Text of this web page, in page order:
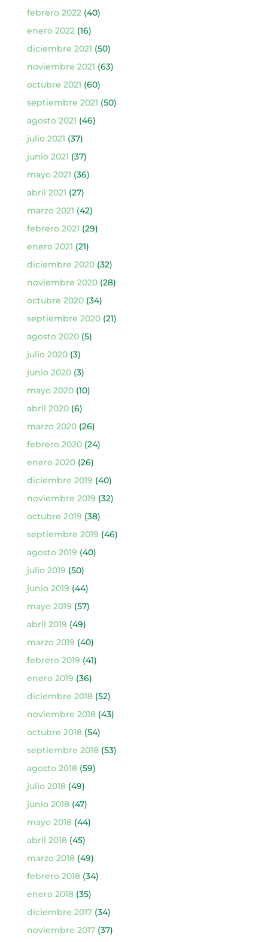
febrero 2022(40)
enero 2022(16)
diciembre 2021 (50)
noviembre 2021 (63)
octubre 2021 (60)
septiembre 2021 (50)
agosto 2021 (46)
julio 2021 (37)
junio 2021 (37)
mayo 2021 (36)
abril 2021 (27)
marzo 2021 (42)
febrero 2021 (29)
enero 2021 (21)
diciembre 2020(32)
noviembre 2020(28)
octubre 2020(34)
septiembre 2020(21)
agosto 2020(5)
julio 2020(3)
junio 2020(3)
mayo 2020(10)
abril 2020(6)
marzo 2020(26)
febrero 2020(24)
enero 2020(26)
diciembre 2019 (40)
noviembre 2019 (32)
octubre 2019 (38)
septiembre 2019 (46)
agosto 2019 (40)
julio 2019 (50)
junio 2019 (44)
mayo 2019 (57)
abril 2019 (49)
marzo 2019 (40)
febrero 2019 (41)
enero 2019 (36)
diciembre 2018(52)
noviembre 2018(43)
octubre 2018(54)
septiembre 2018(53)
agosto 2018(59)
julio 2018(49)
junio 2018(47)
mayo 2018(44)
abril 2018(45)
marzo 2018(49)
febrero 2018(34)
enero 2018(35)
diciembre 2017(34)
noviembre 2017(37)